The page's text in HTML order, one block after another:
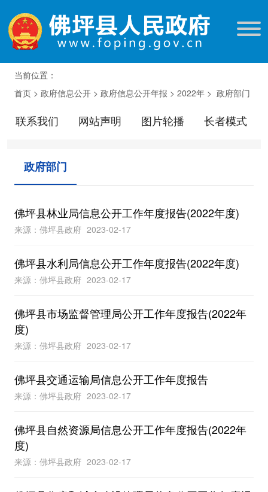
当前位置：
首页 > 政府信息公开 > 政府信息公开年报 > 2022年 > 政府部门
联系我们 网站声明 图片轮播 长者模式
政府部门
佛坪县林业局信息公开工作年度报告(2022年度)
来源：佛坪县政府 2023-02-17
佛坪县水利局信息公开工作年度报告(2022年度)
来源：佛坪县政府 2023-02-17
佛坪县市场监督管理局公开工作年度报告(2022年
度)
来源：佛坪县政府 2023-02-17
佛坪县交通运输局信息公开工作年度报告
来源：佛坪县政府 2023-02-17
佛坪县自然资源局信息公开工作年度报告(2022年
度)
来源：佛坪县政府 2023-02-17